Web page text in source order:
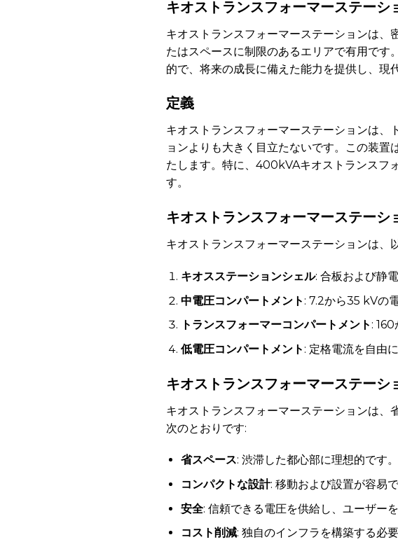
キオストランスフォーマーステーシ
キオストランスフォーマーステーションは、
たはスペースに制限のあるエリアで有用で
的で、将来の成長に備えた能力を提供し、現
定義
キオストランスフォーマーステーションは
ョンよりも大きく目立たないです。この装
たします。特に、400kVAキオストランスフ
す。
キオストランスフォーマーステーシ
キオストランスフォーマーステーションは、
キオスステーションシェル: 合板および静
中電圧コンパートメント : 7.2から35 kVの
トランスフォーマーコンパートメント :
低電圧コンパートメント : 定格電流を自由
キオストランスフォーマーステーシ
キオストランスフォーマーステーションは
次のとおりです:
省スペース: 渋滞した都心部に理想的です。
コンパクトな設計: 移動および設置が容易
安全: 信頼できる電圧を供給し、ユーザーを
コスト削減: 独自のインフラを構築する必